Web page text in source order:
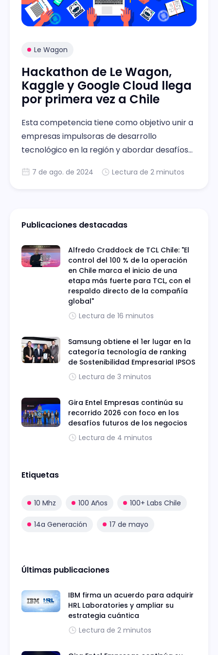
Le Wagon
Hackathon de Le Wagon,
Kaggle y Google Cloud llega
por primera vez a Chile
Esta competencia tiene como objetivo unir a
empresas impulsoras de desarrollo
tecnológico en la región y abordar desafíos
tecnología e innovación.
7 de ago. de 2024 Lectura de 2 minutos
Publicaciones destacadas
Alfredo Craddock de TCL Chile: "El
control del 100 % de la operación
en Chile marca el inicio de una
etapa más fuerte para TCL, con el
respaldo directo de la compañía
global"
Lectura de 16 minutos
Samsung obtiene el 1er lugar en la
categoría tecnología de ranking
de Sostenibilidad Empresarial IPSOS
Lectura de 3 minutos
Gira Entel Empresas continúa su
recorrido 2026 con foco en los
desafíos futuros de los negocios
Lectura de 4 minutos
Etiquetas
10 Mhz 100 Años 100+ Labs Chile
14a Generación 17 de mayo
Últimas publicaciones
IBM firma un acuerdo para adquirir
HRL Laboratories y ampliar su
estrategia cuántica
Lectura de 2 minutos